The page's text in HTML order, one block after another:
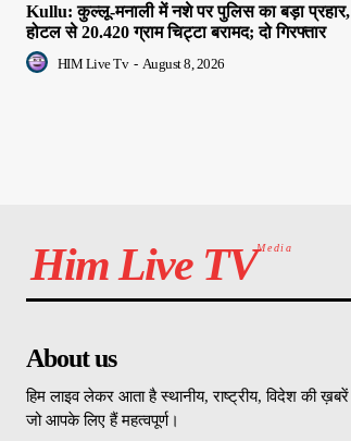
Kullu: कुल्लू-मनाली में नशे पर पुलिस का बड़ा प्रहार,
होटल से 20.420 ग्राम चिट्टा बरामद; दो गिरफ्तार
HIM Live Tv - August 8, 2026
Him Live TVMedia
About us
हिम लाइव लेकर आता है स्थानीय, राष्ट्रीय, विदेश की ख़बरें
जो आपके लिए हैं महत्वपूर्ण।